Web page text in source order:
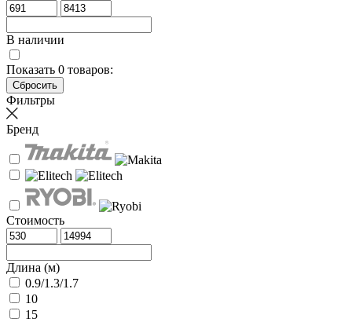
В наличии
Показать 0 товаров:
Фильтры
Бренд
Стоимость
Длина (м)
0.9/1.3/1.7
10
15